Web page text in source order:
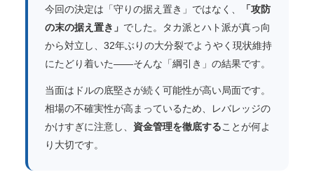
今回の決定は「守りの据え置き」ではなく、
「攻防
の末の据え置き」 でした。タカ派とハト派が真っ向
から対立し、32年ぶりの大分裂でようやく現状維持
にたどり着いた——そんな「綱引き」の結果です。
当面はドルの底堅さが続く可能性が高い局面です。
相場の不確実性が高まっているため、レバレッジの
かけすぎに注意し、 資金管理を徹底することが何よ
り大切です。